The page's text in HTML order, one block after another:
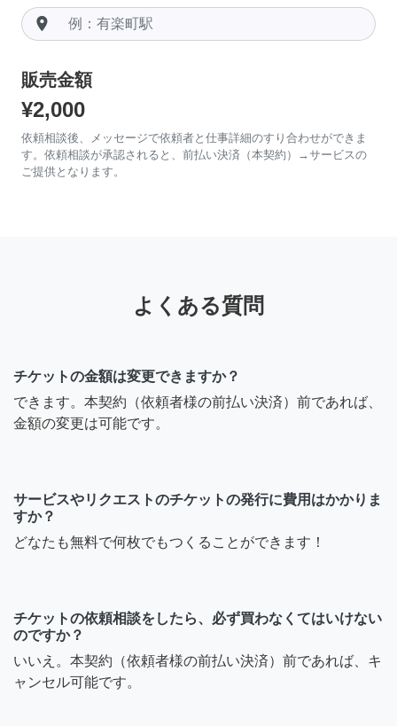
room
販売金額
¥2,000
依頼相談後、メッセージで依頼者と仕事詳細のすり合わせができま
す。依頼相談が承認されると、前払い決済（本契約）→サービスの
ご提供となります。
よくある質問
チケットの金額は変更できますか？
できます。本契約（依頼者様の前払い決済）前であれば、
金額の変更は可能です。
サービスやリクエストのチケットの発行に費用はかかりま
すか？
どなたも無料で何枚でもつくることができます！
チケットの依頼相談をしたら、必ず買わなくてはいけない
のですか？
いいえ。本契約（依頼者様の前払い決済）前であれば、キ
ャンセル可能です。